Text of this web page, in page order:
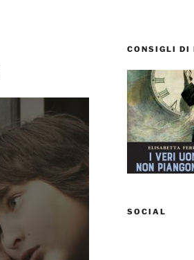
CONSIGLI DI
SOCIAL